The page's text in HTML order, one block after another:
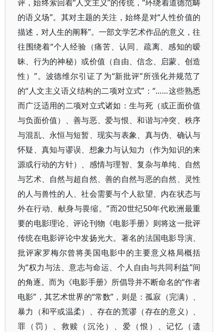
评，始终萦回着“人文主义”的传统，“环绕着道德范畴
的语义场”。其对主题的关注，始终是对“人性价值的
描述，对人生的阐释”。一部文学艺术作品的意义，往
往围绕着“个人经验（痛苦、认同、疏离、感知的暧
昧、行为的神秘）或价值（自由、信念、启蒙、创造
性）”。波德维尔引证了为“新批评”所强化并规范了
的“人文主义语义结构的二项对立式”：“……这些熟悉
而广泛适用的二项对立式诸如：生与死（或正面价值
与负面价值）、善与恶、爱与恨、和谐与冲突、秩序
与混乱、永恒与短暂、现实与表象、真与伪、确认与
怀疑、真知与谬误、想象力与认知力（作为知识的来
源或行动的方针）、感情与理智、复杂与单纯、自然
与艺术、自然与超自然、善的自然与恶的自然、灵性
的人与兽性的人、社会需要与个人欲望、内在状态与
外在行动、献身与畏缩。”而20世纪50年代欧洲最重
要的电影理论、评论刊物《电影手册》则将这一批评
传统在电影评论中发扬光大。著名的法国电影导演、
批评家罗梅尔曾将美国电影中的主要意义格局概括
为“权力与法、意志与命运、个人自由与共同利益”间
的角逐。而为《电影手册》所倡导并不断命名的“作者
电影”，其艺术世界的“常数”，则是：孤寂（完满）、
暴力（和平或温柔）、存在的荒谬（存在的意义）、
罪（罚）、救赎（沉沦）、爱（恨）、记忆（遗